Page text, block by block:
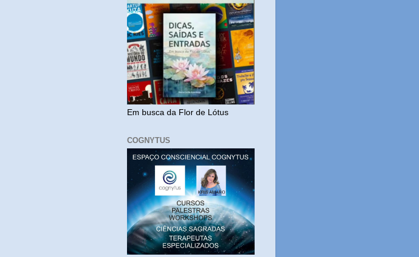
Em busca da Flor de Lótus
COGNYTUS